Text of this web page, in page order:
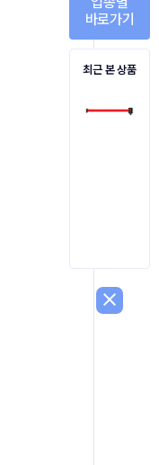
바로가기
최근 본 상품
close